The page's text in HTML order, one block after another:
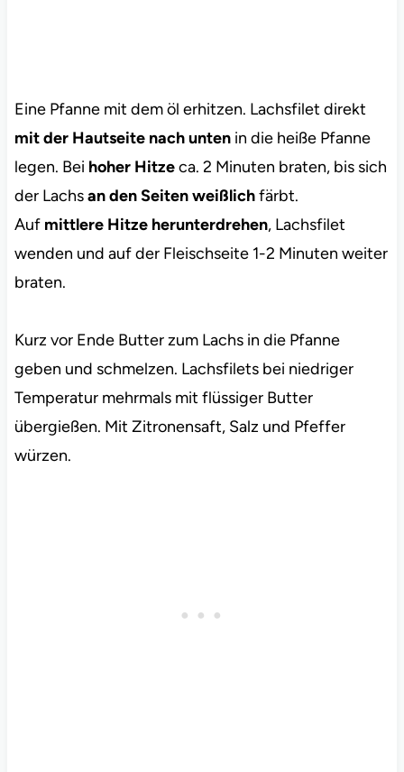
Eine Pfanne mit dem öl erhitzen. Lachsfilet direkt
mit der Hautseite nach untenin die heiße Pfanne
legen. Bei hoher Hitzeca. 2 Minuten braten, bis sich
der Lachsan den Seiten weißlichfärbt.
Auf mittlere Hitze herunterdrehen, Lachsfilet
wenden und auf der Fleischseite 1-2 Minuten weiter
braten.
Kurz vor Ende Butter zum Lachs in die Pfanne
geben und schmelzen. Lachsfilets bei niedriger
Temperatur mehrmals mit flüssiger Butter
übergießen. Mit Zitronensaft, Salz und Pfeffer
würzen.